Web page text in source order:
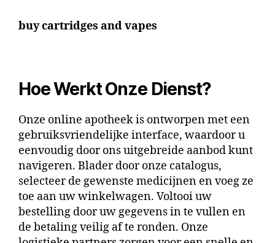
buy cartridges and vapes
Hoe Werkt Onze Dienst?
Onze online apotheekis ontworpen met een
gebruiksvriendelijke interface, waardoor u
eenvoudig door ons uitgebreide aanbod kunt
navigeren. Blader door onze catalogus,
selecteer de gewenste medicijnen en voeg ze
toe aan uw winkelwagen. Voltooi uw
bestelling door uw gegevens in te vullen en
de betaling veilig af te ronden. Onze